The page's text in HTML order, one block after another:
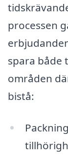
processen
spara både
områden
bistå: